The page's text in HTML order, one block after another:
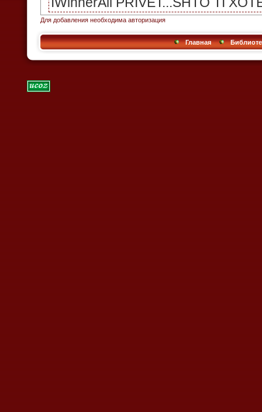
Для добавления необходима авторизация
Главная